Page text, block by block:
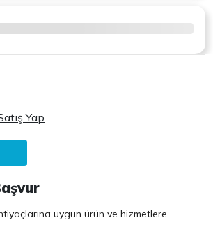
Yap
uygun ürün ve hizmetlere